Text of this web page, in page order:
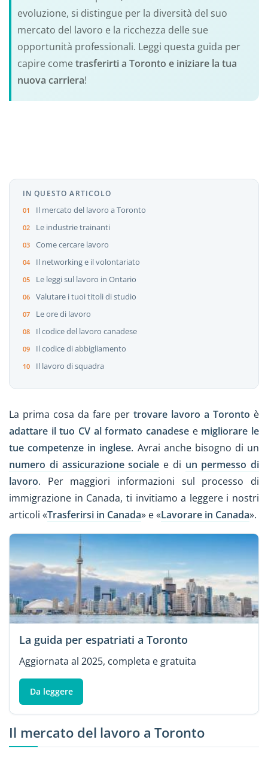
evoluzione, si distingue per la diversità del suo
mercato del lavoro e la ricchezza delle sue
opportunità professionali. Leggi questa guida per
capire come trasferirti a Toronto e iniziare la tua
nuova carriera!
IN QUESTO ARTICOLO
Il mercato del lavoro a Toronto
Le industrie trainanti
Come cercare lavoro
Il networking e il volontariato
Le leggi sul lavoro in Ontario
Valutare i tuoi titoli di studio
Le ore di lavoro
Il codice del lavoro canadese
Il codice di abbigliamento
Il lavoro di squadra
La prima cosa da fare per trovare lavoro a Toronto è
adattare il tuo CV al formato canadese e migliorare le
tue competenze in inglese. Avrai anche bisogno di un
numero di assicurazione sociale e di un permesso di
lavoro. Per maggiori informazioni sul processo di
immigrazione in Canada, ti invitiamo a leggere i nostri
articoli «Trasferirsi in Canada» e «Lavorare in Canada».
La guida per espatriati a Toronto
Aggiornata al 2025, completa e gratuita
Da leggere
Il mercato del lavoro a Toronto